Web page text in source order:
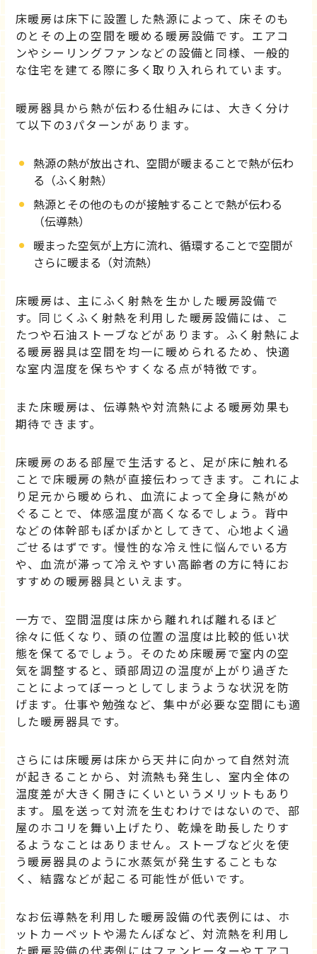
床暖房は床下に設置した熱源によって、床そのも
のとその上の空間を暖める暖房設備です。エアコ
ンやシーリングファンなどの設備と同様、一般的
な住宅を建てる際に多く取り入れられています。
暖房器具から熱が伝わる仕組みには、大きく分け
て以下の3パターンがあります。
熱源の熱が放出され、空間が暖まることで熱が伝わ
る（ふく射熱）
熱源とその他のものが接触することで熱が伝わる
（伝導熱）
暖まった空気が上方に流れ、循環することで空間が
さらに暖まる（対流熱）
床暖房は、主にふく射熱を生かした暖房設備で
す。同じくふく射熱を利用した暖房設備には、こ
たつや石油ストーブなどがあります。ふく射熱によ
る暖房器具は空間を均一に暖められるため、快適
な室内温度を保ちやすくなる点が特徴です。
また床暖房は、伝導熱や対流熱による暖房効果も
期待できます。
床暖房のある部屋で生活すると、足が床に触れる
ことで床暖房の熱が直接伝わってきます。これによ
り足元から暖められ、血流によって全身に熱がめ
ぐることで、体感温度が高くなるでしょう。背中
などの体幹部もぽかぽかとしてきて、心地よく過
ごせるはずです。慢性的な冷え性に悩んでいる方
や、血流が滞って冷えやすい高齢者の方に特にお
すすめの暖房器具といえます。
一方で、空間温度は床から離れれば離れるほど
徐々に低くなり、頭の位置の温度は比較的低い状
態を保てるでしょう。そのため床暖房で室内の空
気を調整すると、頭部周辺の温度が上がり過ぎた
ことによってぼーっとしてしまうような状況を防
げます。仕事や勉強など、集中が必要な空間にも適
した暖房器具です。
さらには床暖房は床から天井に向かって自然対流
が起きることから、対流熱も発生し、室内全体の
温度差が大きく開きにくいというメリットもあり
ます。風を送って対流を生むわけではないので、部
屋のホコリを舞い上げたり、乾燥を助長したりす
るようなことはありません。ストーブなど火を使
う暖房器具のように水蒸気が発生することもな
く、結露などが起こる可能性が低いです。
なお伝導熱を利用した暖房設備の代表例には、ホ
ットカーペットや湯たんぽなど、対流熱を利用し
た暖房設備の代表例にはファンヒーターやエアコ